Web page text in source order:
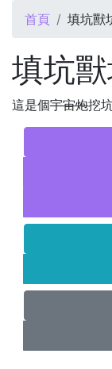
您在這
首頁 填坑獸
填坑
這是個宇宙炮挖